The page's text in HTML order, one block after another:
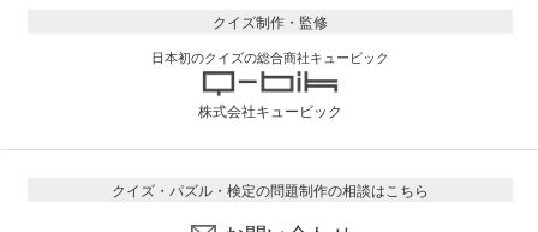
クイズ制作・監修
日本初のクイズの総合商社キュービック
株式会社キュービック
クイズ・パズル・検定の問題制作の相談はこちら